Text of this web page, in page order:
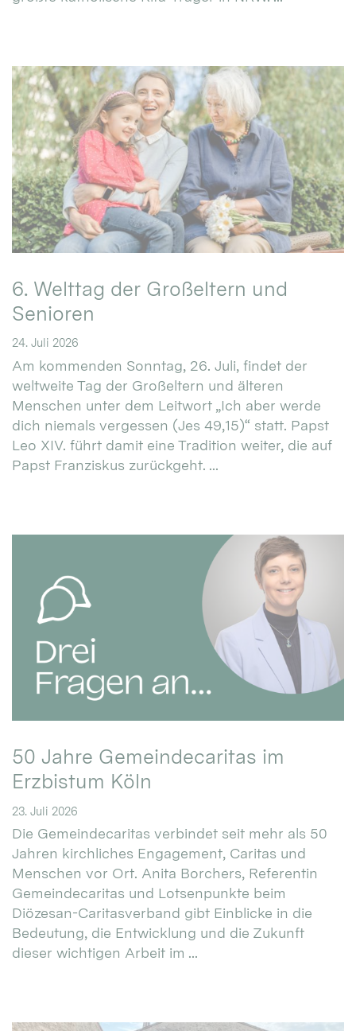
6. Welttag der Großeltern und
Senioren
24. Juli 2026
Am kommenden Sonntag, 26. Juli, findet der
weltweite Tag der Großeltern und älteren
Menschen unter dem Leitwort „Ich aber werde
dich niemals vergessen (Jes 49,15)“ statt. Papst
Leo XIV. führt damit eine Tradition weiter, die auf
Papst Franziskus zurückgeht. ...
50 Jahre Gemeindecaritas im
Erzbistum Köln
23. Juli 2026
Die Gemeindecaritas verbindet seit mehr als 50
Jahren kirchliches Engagement, Caritas und
Menschen vor Ort. Anita Borchers, Referentin
Gemeindecaritas und Lotsenpunkte beim
Diözesan-Caritasverband gibt Einblicke in die
Bedeutung, die Entwicklung und die Zukunft
dieser wichtigen Arbeit im ...